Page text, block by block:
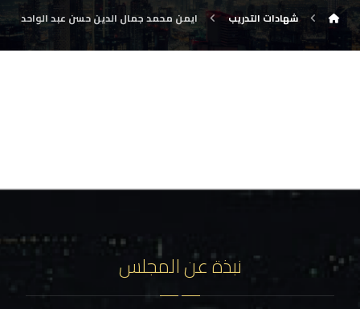
شهادات التدريب ايمن محمد جمال الدين حسن عبد الواحد
نبذة عن المجلس